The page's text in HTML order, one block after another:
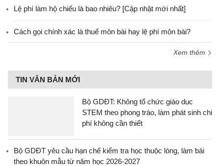
Lệ phí làm hộ chiếu là bao nhiêu? [Cập nhật mới nhất]
Cách gọi chính xác là thuế môn bài hay lệ phí môn bài?
Xem thêm
TIN VĂN BẢN MỚI
Bộ GDĐT: Không tổ chức giáo dục
STEM theo phong trào, làm phát sinh chi
phí không cần thiết
Bộ GDĐT yêu cầu hạn chế kiểm tra học thuộc lòng, làm bài
theo khuôn mẫu từ năm học 2026-2027